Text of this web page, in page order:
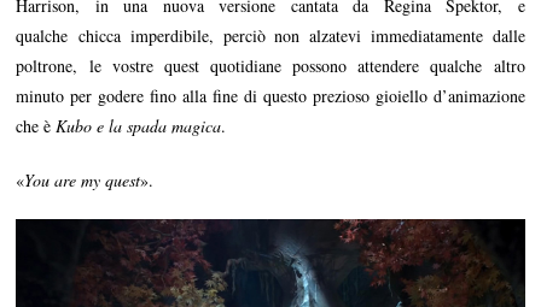
Harrison, in una nuova versione cantata da Regina Spektor, e
qualche chicca imperdibile, perciò non alzatevi immediatamente dalle
poltrone, le vostre quest quotidiane possono attendere qualche altro
minuto per godere fino alla fine di questo prezioso gioiello d’animazione
che è Kubo e la spada magica.
«You are my quest».